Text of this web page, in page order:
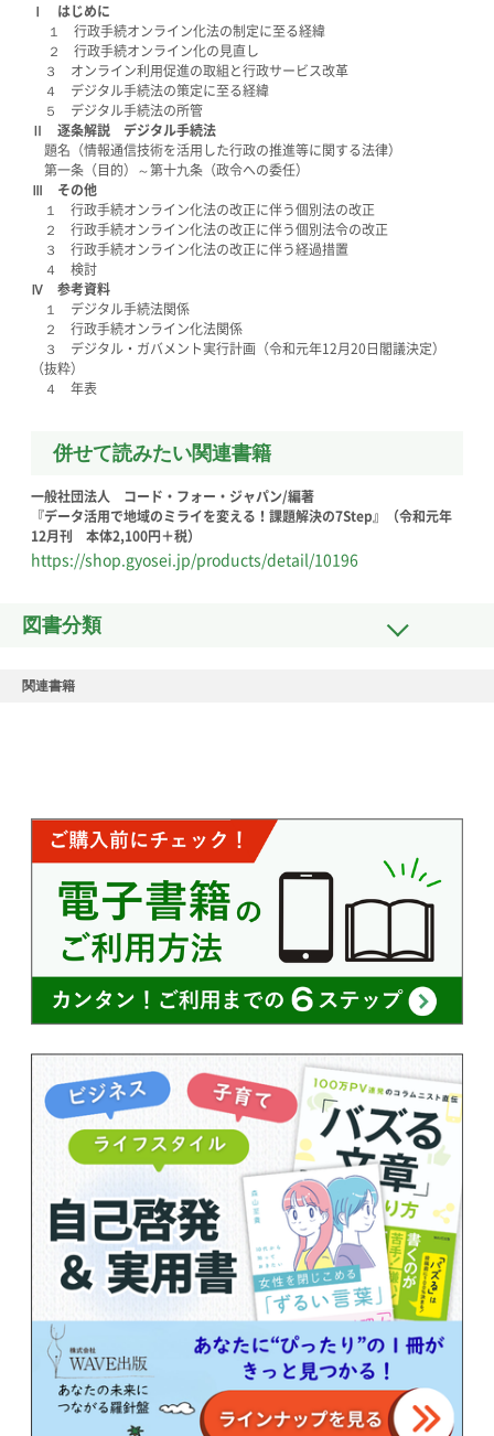
Ⅰ はじめに
１ 行政手続オンライン化法の制定に至る経緯
２ 行政手続オンライン化の見直し
３ オンライン利用促進の取組と行政サービス改革
４ デジタル手続法の策定に至る経緯
５ デジタル手続法の所管
Ⅱ 逐条解説 デジタル手続法
題名（情報通信技術を活用した行政の推進等に関する法律）
第一条（目的）～第十九条（政令への委任）
Ⅲ その他
１ 行政手続オンライン化法の改正に伴う個別法の改正
２ 行政手続オンライン化法の改正に伴う個別法令の改正
３ 行政手続オンライン化法の改正に伴う経過措置
４ 検討
Ⅳ 参考資料
１ デジタル手続法関係
２ 行政手続オンライン化法関係
３ デジタル・ガバメント実行計画（令和元年12月20日閣議決定）
（抜粋）
４ 年表
併せて読みたい関連書籍
一般社団法人 コード・フォー・ジャパン/編著
『データ活用で地域のミライを変える！課題解決の7Step』（令和元年
12月刊 本体2,100円＋税）
https://shop.gyosei.jp/products/detail/10196
図書分類
関連書籍